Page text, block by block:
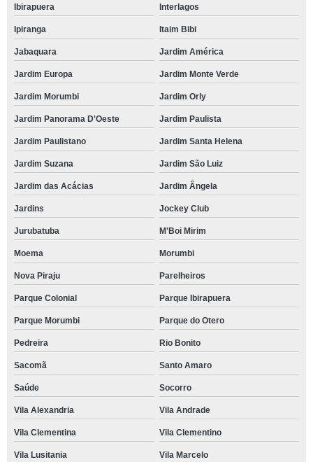
Ibirapuera Interlagos
Ipiranga Itaim Bibi
Jabaquara Jardim América
Jardim Europa Jardim Monte Verde
Jardim Morumbi Jardim Orly
Jardim Panorama D'Oeste Jardim Paulista
Jardim Paulistano Jardim Santa Helena
Jardim Suzana Jardim São Luiz
Jardim das Acácias Jardim Ângela
Jardins Jockey Club
Jurubatuba M'Boi Mirim
Moema Morumbi
Nova Piraju Parelheiros
Parque Colonial Parque Ibirapuera
Parque Morumbi Parque do Otero
Pedreira Rio Bonito
Sacomã Santo Amaro
Saúde Socorro
Vila Alexandria Vila Andrade
Vila Clementina Vila Clementino
Vila Lusitania Vila Marcelo